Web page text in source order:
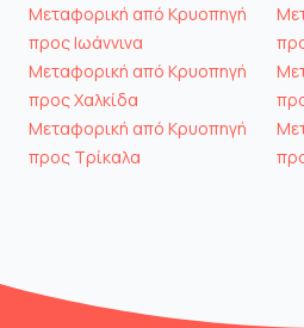
Μεταφορική από Κρυοπηγή
προς Ιωάννινα
Μεταφορική από Κρυοπηγή
προς Χαλκίδα
Μεταφορική από Κρυοπηγή
προς Τρίκαλα